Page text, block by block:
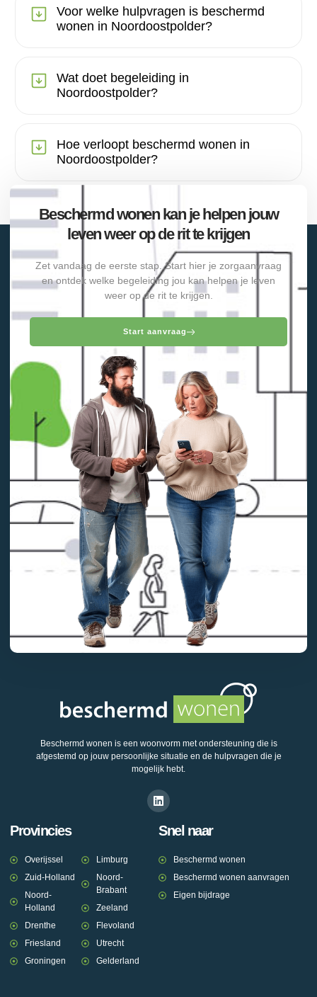
Voor welke hulpvragen is beschermd
wonen in Noordoostpolder?
Wat doet begeleiding in
Noordoostpolder?
Hoe verloopt beschermd wonen in
Noordoostpolder?
Beschermd wonen kan je helpen jouw
leven weer op de rit te krijgen
Zet vandaag de eerste stap. Start hier je zorgaanvraag
en ontdek welke begeleiding jou kan helpen je leven
weer op de rit te krijgen.
Start aanvraag
Beschermd wonen is een woonvorm met ondersteuning die is
afgestemd op jouw persoonlijke situatie en de hulpvragen die je
mogelijk hebt.
Provincies
Overijssel
Zuid-Holland
Noord-
Holland
Drenthe
Friesland
Groningen
Limburg
Noord-
Brabant
Zeeland
Flevoland
Utrecht
Gelderland
Snel naar
Beschermd wonen
Beschermd wonen aanvragen
Eigen bijdrage